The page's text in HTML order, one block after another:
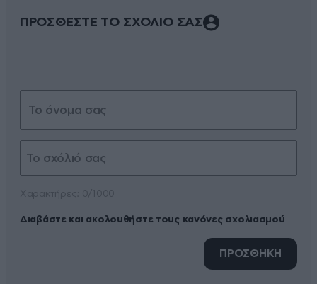
ΠΡΟΣΘΕΣΤΕ ΤΟ ΣΧΟΛΙΟ ΣΑΣ
Διαβάστε και ακολουθήστε τους κανόνες σχολιασμού
ΠΡΟΣΘΗΚΗ